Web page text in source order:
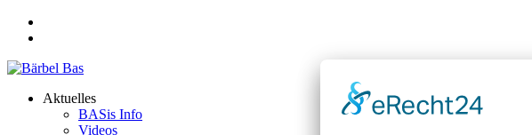
Aktuelles
BASis Info
Videos